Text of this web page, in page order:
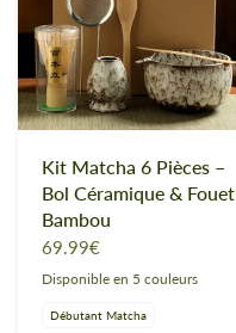
Kit Matcha 6 Pièces –
Bol Céramique & Fouet
Bambou
69.99€
Neige Céleste
Brume de JadeLagune Japonaise
Fleur de Cerisier
Bleu Nuit Zen
Disponible en 5 couleurs
Débutant Matcha